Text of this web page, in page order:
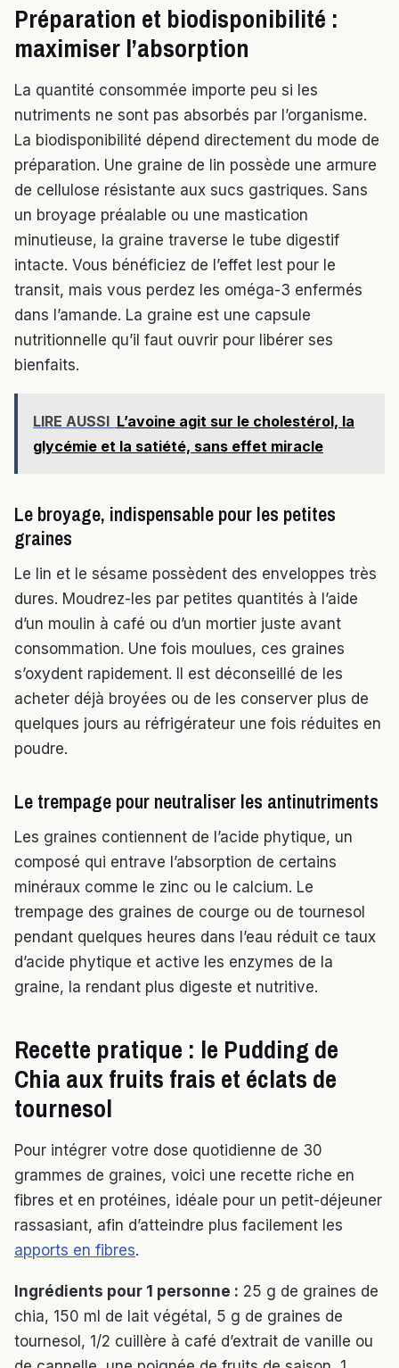
Préparation et biodisponibilité :
maximiser l’absorption
La quantité consommée importe peu si les
nutriments ne sont pas absorbés par l’organisme.
La biodisponibilité dépend directement du mode de
préparation. Une graine de lin possède une armure
de cellulose résistante aux sucs gastriques. Sans
un broyage préalable ou une mastication
minutieuse, la graine traverse le tube digestif
intacte. Vous bénéficiez de l’effet lest pour le
transit, mais vous perdez les oméga-3 enfermés
dans l’amande. La graine est une capsule
nutritionnelle qu’il faut ouvrir pour libérer ses
bienfaits.
LIRE AUSSI L’avoine agit sur le cholestérol, la
glycémie et la satiété, sans effet miracle
Le broyage, indispensable pour les petites
graines
Le lin et le sésame possèdent des enveloppes très
dures. Moudrez-les par petites quantités à l’aide
d’un moulin à café ou d’un mortier juste avant
consommation. Une fois moulues, ces graines
s’oxydent rapidement. Il est déconseillé de les
acheter déjà broyées ou de les conserver plus de
quelques jours au réfrigérateur une fois réduites en
poudre.
Le trempage pour neutraliser les antinutriments
Les graines contiennent de l’acide phytique, un
composé qui entrave l’absorption de certains
minéraux comme le zinc ou le calcium. Le
trempage des graines de courge ou de tournesol
pendant quelques heures dans l’eau réduit ce taux
d’acide phytique et active les enzymes de la
graine, la rendant plus digeste et nutritive.
Recette pratique : le Pudding de
Chia aux fruits frais et éclats de
tournesol
Pour intégrer votre dose quotidienne de 30
grammes de graines, voici une recette riche en
fibres et en protéines, idéale pour un petit-déjeuner
rassasiant, afin d’atteindre plus facilement les
apports en fibres.
Ingrédients pour 1 personne : 25 g de graines de
chia, 150 ml de lait végétal, 5 g de graines de
tournesol, 1/2 cuillère à café d’extrait de vanille ou